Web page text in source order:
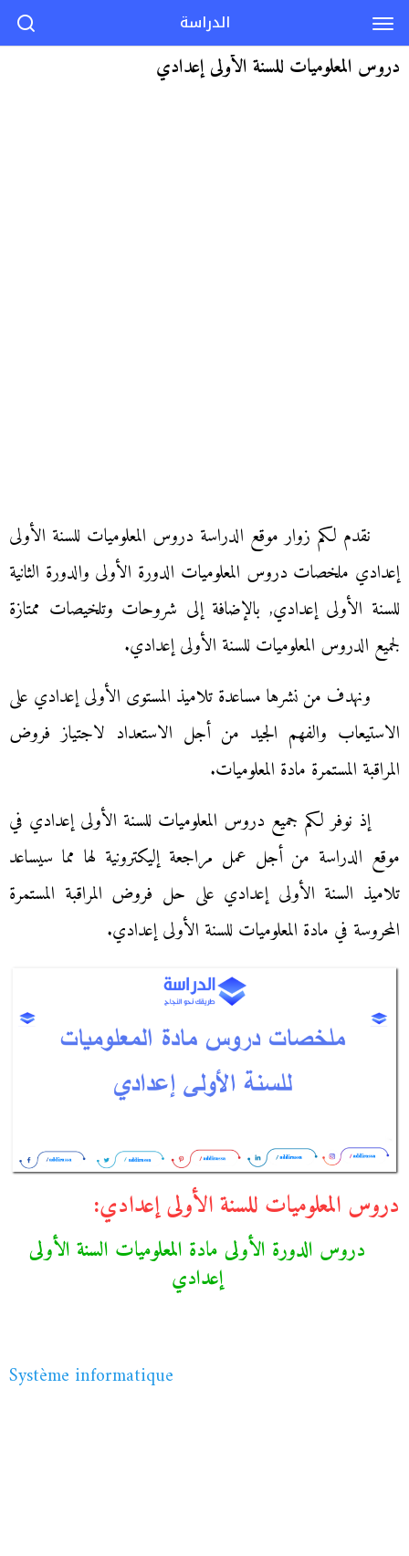
دروس المعلوميات للسنة الأولى إعدادي
نقدم لكم زوار موقع الدراسة دروس المعلوميات للسنة الأولى
إعدادي ملخصات دروس المعلوميات الدورة الأولى والدورة الثانية
للسنة الأولى إعدادي, بالإضافة إلى شروحات وتلخيصات ممتازة
لجميع الدروس المعلوميات للسنة الأولى إعدادي.
ونهدف من نشرها مساعدة تلاميذ المستوى الأولى إعدادي على
الاستيعاب والفهم الجيد من أجل الاستعداد لاجتياز فروض
المراقبة المستمرة مادة المعلوميات.
إذ نوفر لكم جميع دروس المعلوميات للسنة الأولى إعدادي في
موقع الدراسة من أجل عمل مراجعة إليكترونية لها مما سيساعد
تلاميذ السنة الأولى إعدادي على حل فروض المراقبة المستمرة
المحروسة في مادة المعلوميات للسنة الأولى إعدادي.
دروس المعلوميات للسنة الأولى إعدادي:
دروس الدورة الأولى مادة المعلوميات السنة الأولى
إعدادي
Système informatique
الدراسة